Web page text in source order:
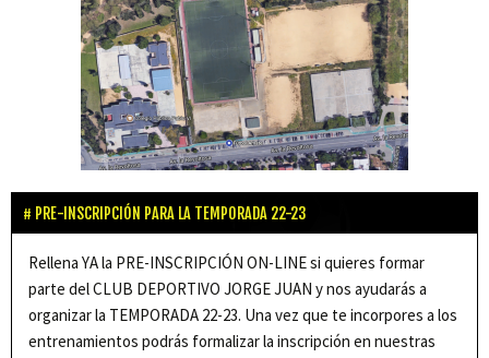
PRE-INSCRIPCIÓN PARA LA TEMPORADA 22-23
Rellena YA la PRE-INSCRIPCIÓN ON-LINE si quieres formar
parte del CLUB DEPORTIVO JORGE JUAN y nos ayudarás a
organizar la TEMPORADA 22-23. Una vez que te incorpores a los
entrenamientos podrás formalizar la inscripción en nuestras